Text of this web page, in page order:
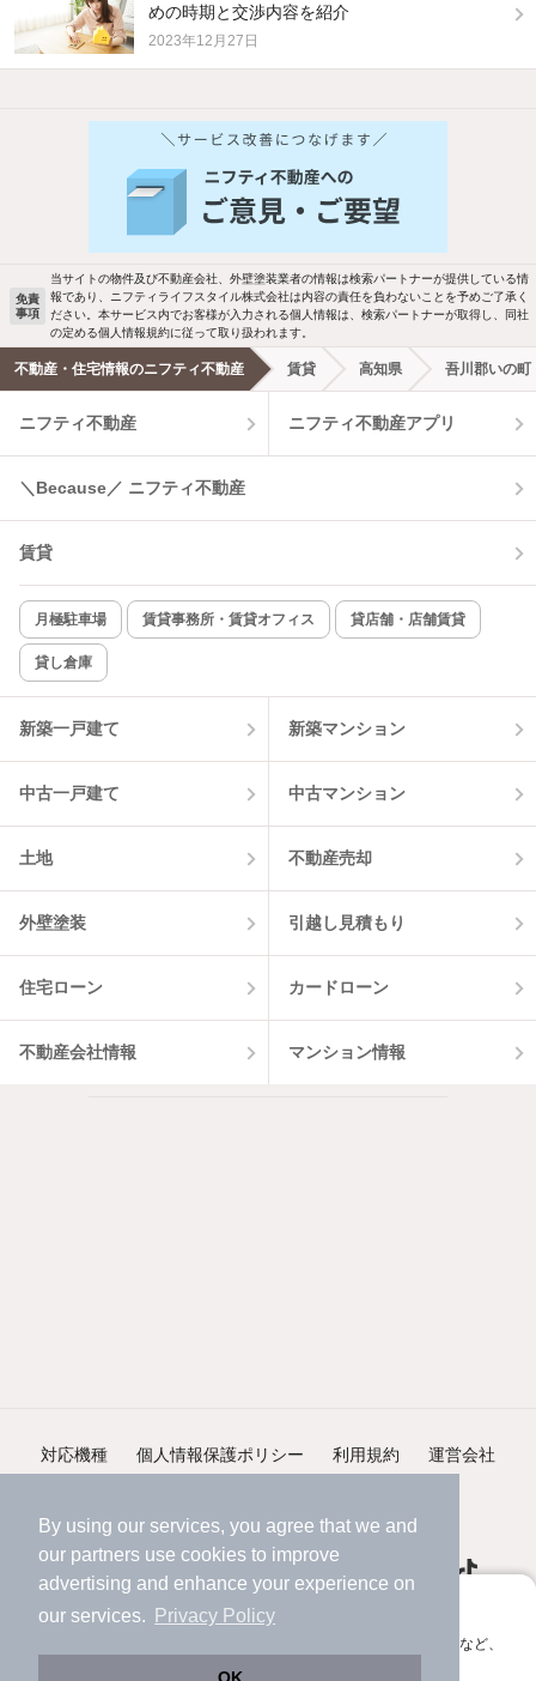
By using our services, you agree that we and
our partners use cookies to improve
advertising and enhance your experience on
our services.
Privacy Policy
アプリに切り替えて、サクサクお部屋探し
会員登録なしですぐ使える。マップ検索やお気に入り保存など、
めの時期と交渉内容を紹介
2023年12月27日
他の人はこんな条件で絞り込んでいます！
バス・トイレ別 2階以上
洗濯機置場あり 独立洗面台
エアコンあり 都市ガス
温水洗浄便座 オートロック
コンロ2口以上
新着のみ インターネット無料
該当件数:
物件一覧に反映
免責
事項
当サイトの物件及び不動産会社、外壁塗装業者の情報は検索パートナーが提供している情
報であり、ニフティライフスタイル株式会社は内容の責任を負わないことを予めご了承く
ださい。本サービス内でお客様が入力される個人情報は、検索パートナーが取得し、同社
の定める個人情報規約に従って取り扱われます。
不動産・住宅情報のニフティ不動産 賃貸 高知県 吾川郡いの町
ニフティ不動産 ニフティ不動産アプリ
＼Because／ ニフティ不動産
賃貸
月極駐車場 賃貸事務所・賃貸オフィス 貸店舗・店舗賃貸
貸し倉庫
新築一戸建て 新築マンション
中古一戸建て 中古マンション
土地 不動産売却
外壁塗装 引越し見積もり
住宅ローン カードローン
不動産会社情報 マンション情報
対応機種 個人情報保護ポリシー 利用規約 運営会社
©NIFTY Lifestyle Co., Ltd.